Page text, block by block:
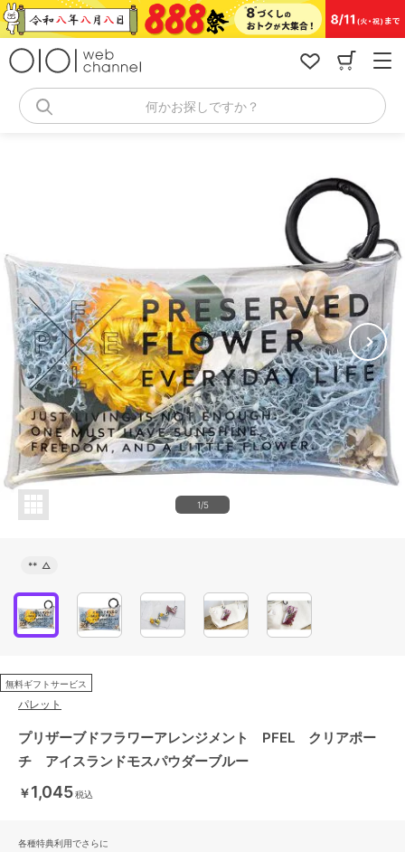
コ
ン
何かお探しですか？
1/5
** △
無料ギフトサービス
パレット
プリザーブドフラワーアレンジメント PFEL クリアポー
チ アイスランドモスパウダーブルー
￥1,045税込
各種特典利用でさらに